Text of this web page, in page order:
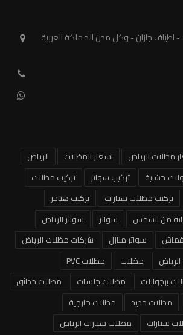
اطياف جازان - وكل مدن المملكة العربية
مظلات الرياض اسعار المظلات
الرياض
خشبية تركيب سواتر
تركيب مظلات
تركيب مظلات سيارات
تركيب هناجر
من الشمس سواتر
سواتر الرياض
قماش سواتر منازل
شركات مظلات الرياض
مظلات
مظلات PVC
برجوالات مظلات جلسات
مظلات حدائق
مظلات حديد
مظلات خارجية
سيارات مظلات سيارات الرياض